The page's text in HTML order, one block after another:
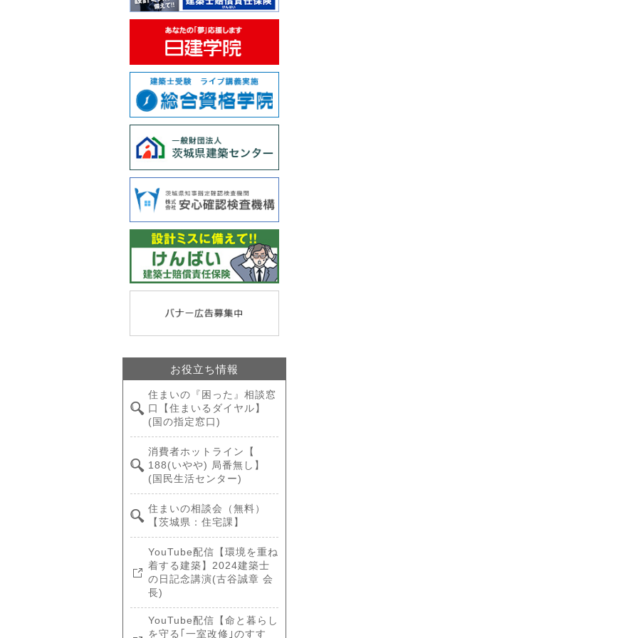
お役立ち情報
住まいの『困った』相談窓
口【住まいるダイヤル】
(国の指定窓口)
消費者ホットライン【
188(いやや) 局番無し】
(国民生活センター)
住まいの相談会（無料）
【茨城県：住宅課】
YouTube配信【環境を重ね
着する建築】2024建築士
の日記念講演(古谷誠章 会
長)
YouTube配信【命と暮らし
を守る｢一室改修｣のすす